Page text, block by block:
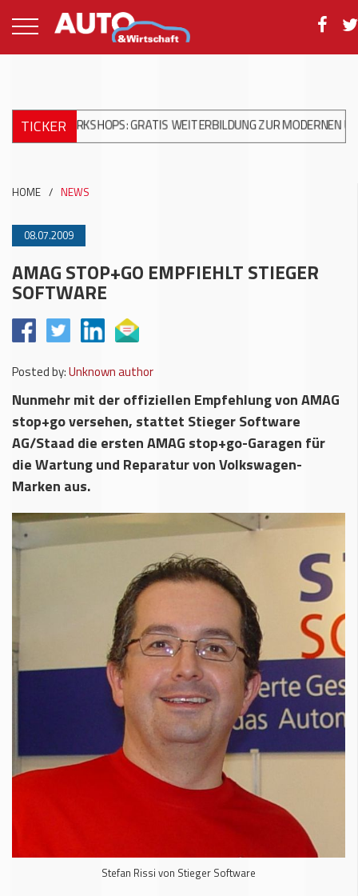
TICKER
WORKSHOPS: GRATIS WEITERBILDUNG ZUR MODERNEN
HOME / NEWS
08.07.2009
AMAG STOP+GO EMPFIEHLT STIEGER
SOFTWARE
Posted by:Unknown author
Nunmehr mit der offiziellen Empfehlung von AMAG
stop+go versehen, stattet Stieger Software
AG/Staad die ersten AMAG stop+go-Garagen für
die Wartung und Reparatur von Volkswagen-
Marken aus.
Stefan Rissi von Stieger Software